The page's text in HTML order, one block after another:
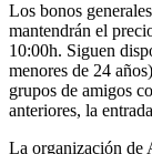
Los bonos
mantendrán el
10:00h. Siguen
menores de 24
grupos de amigos
anteriores, la
La organización de